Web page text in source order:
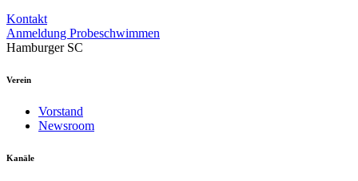
Kontakt
Anmeldung Probeschwimmen
Hamburger SC
Verein
Vorstand
Newsroom
Kanäle